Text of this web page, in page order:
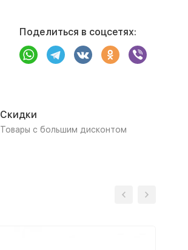
Поделиться в соцсетях:
Скидки
Товары с большим дисконтом